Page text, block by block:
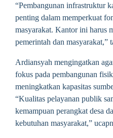
“Pembangunan infrastruktur
penting dalam memperkuat
masyarakat. Kantor ini harus
pemerintah dan masyarakat,”
Ardiansyah mengingatkan
fokus pada pembangunan
meningkatkan kapasitas
“Kualitas pelayanan publik
kemampuan perangkat desa
kebutuhan masyarakat,”